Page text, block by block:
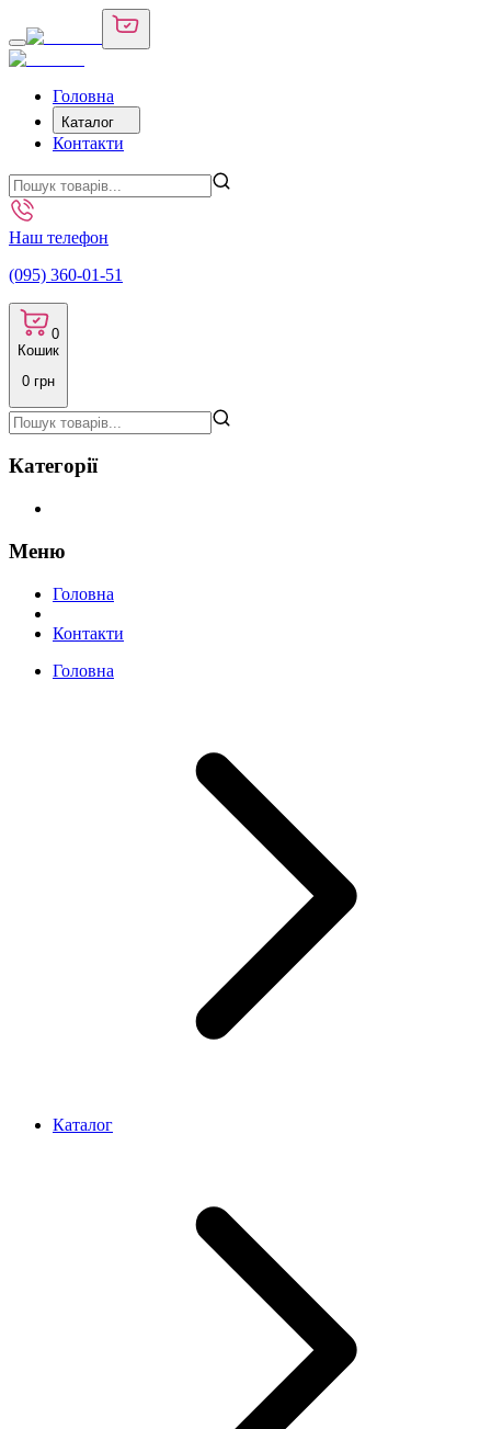
Головна
Каталог
Контакти
Наш телефон
(095) 360-01-51
0
Кошик
0 грн
Категорії
Меню
Головна
Контакти
Головна
Каталог